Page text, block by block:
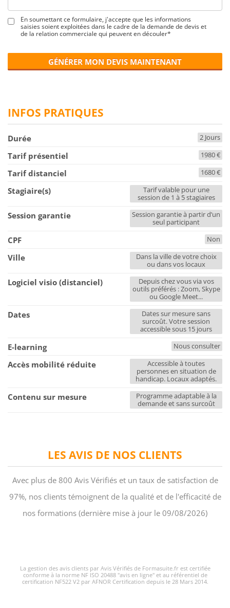
LES AVIS DE NOS CLIENTS
Avec plus de 800 Avis Vérifiés et un taux de satisfaction de
97%, nos clients témoignent de la qualité et de l'efficacité de
nos formations (dernière mise à jour le 09/08/2026)
La gestion des avis clients par Avis Vérifiés de Formasuite.fr est certifiée
conforme à la norme NF ISO 20488 "avis en ligne" et au référentiel de
certification NF522 V2 par AFNOR Certification depuis le 28 Mars 2014.
En soumettant ce formulaire, j'accepte que les informations
saisies soient exploitées dans le cadre de la demande de devis et
de la relation commerciale qui peuvent en découler*
GÉNÉRER MON DEVIS MAINTENANT
INFOS PRATIQUES
Durée 2 Jours
Tarif présentiel 1980 €
Tarif distanciel 1680 €
Stagiaire(s)
Tarif valable pour une
session de 1 à 5 stagiaires
Session garantie
Session garantie à partir d’un
seul participant
CPF Non
Ville
Dans la ville de votre choix
ou dans vos locaux
Logiciel visio (distanciel)
Depuis chez vous via vos
outils préférés : Zoom, Skype
ou Google Meet...
Dates
Dates sur mesure sans
surcoût. Votre session
accessible sous 15 jours
E-learning Nous consulter
Accès mobilité réduite
Accessible à toutes
personnes en situation de
handicap. Locaux adaptés.
Contenu sur mesure
Programme adaptable à la
demande et sans surcoût